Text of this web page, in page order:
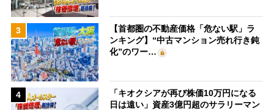
3
【首都圏の不動産価格「危ない駅」ラ
ンキング】“中古マンション売れ行き鈍
化”のワー…
4
「キオクシアが再び株価10万円になる
日は遠い」資産3億円超のサラリーマン